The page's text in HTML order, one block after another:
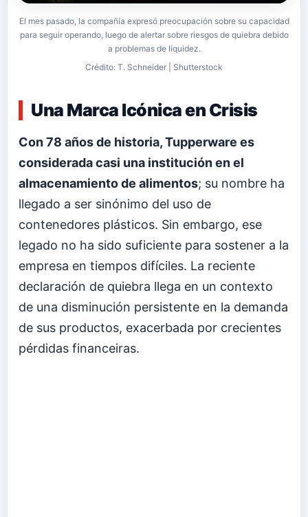
El mes pasado, la compañía expresó preocupación sobre su capacidad
para seguir operando, luego de alertar sobre riesgos de quiebra debido
a problemas de liquidez.
Crédito: T. Schneider | Shutterstock
Una Marca Icónica en Crisis
Con 78 años de historia, Tupperware es
considerada casi una institución en el
almacenamiento de alimentos; su nombre ha
llegado a ser sinónimo del uso de
contenedores plásticos. Sin embargo, ese
legado no ha sido suficiente para sostener a la
empresa en tiempos difíciles. La reciente
declaración de quiebra llega en un contexto
de una disminución persistente en la demanda
de sus productos, exacerbada por crecientes
pérdidas financeiras.